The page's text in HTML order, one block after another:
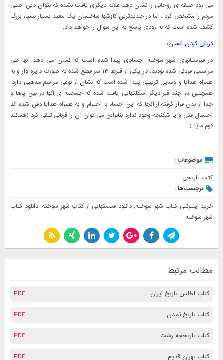
می رود طبقه ی روحانی را نشان دهد علائم دیگری یافت نشده که بتوان دین اصلی
مردم را مشخص کرد . اما در جدیدترین کاوشها ساختمان یک معبد بسیار بسیار بزرگ
کشف شده است که به زودی پاسخ به این سوال را خواهد داد.
قربانی کردن انسان:
در قبرستانهای شهر سوخته اجسادی پیدا شده است که نشان می دهد آنها طی
مراسمی قربانی شده بودند، در یکی از قبرها ۱۳ سر قطع شده به صورت دایره وار و به
همراه هدایا و وسایل تزیینی پیدا شده است که نشان از نوعی مراسم مذهبی دارد.
همچنین در چند قبر دیگر اسکلتهایی یافت شده که جمجمه ی آنها در بین پاها و
جدا از بدن قرار گرفته.از آنجا که این اجساد با احترام و به همراه هدایا دفن شده اند
احتمال قتل و یا شکنجه وجود ندارد بنابراین می توان آن را قربانی تلقی کرد (همانند
قوم مایا )
موضوعات :
کتب تاریخی
برچسب‌ها :
خرید اینترنتی کتاب شهر سوخته,دانلود قسمتهایی از کتاب شهر سوخته,دانلود کتاب
شهر سوخته
مطالب مرتبط
PDF کتاب اطلس تاریخ ایران
PDF کتاب تاریخ تمدن
PDF کتاب تاریخچه رشت
PDF کتاب تهران قدیم